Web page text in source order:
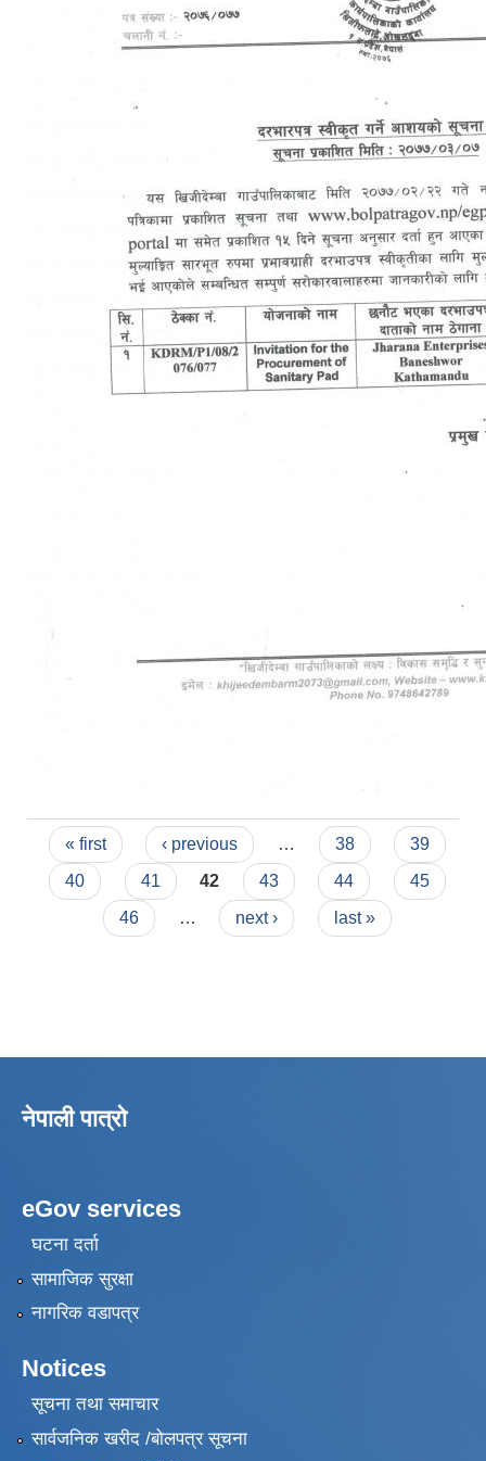
Pages
« first ‹ previous … 38
39
40
41 42 43 44
45
46
… next › last »
नेपाली पात्रो
eGov services
घटना दर्ता
सामाजिक सुरक्षा
नागरिक वडापत्र
Notices
सूचना तथा समाचार
सार्वजनिक खरीद /बोलपत्र सूचना